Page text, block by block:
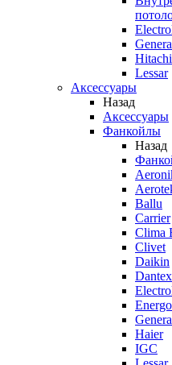
Hitachi
Lessar
Аксессуары
Назад
Аксессуары
Фанкойлы
Назад
Ballu
Carrier
Clima
Clivet
Daikin
Dantex
Haier
IGC